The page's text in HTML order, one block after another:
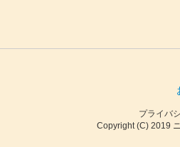
プライバ
Copyright (C) 2019